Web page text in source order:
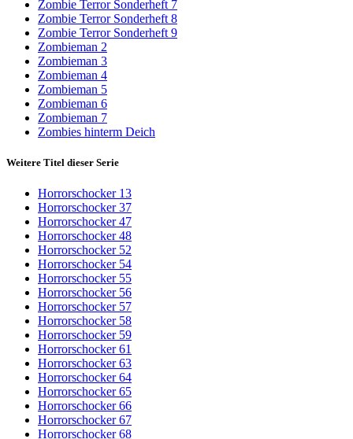
Zombie Terror Sonderheft 7
Zombie Terror Sonderheft 8
Zombie Terror Sonderheft 9
Zombieman 2
Zombieman 3
Zombieman 4
Zombieman 5
Zombieman 6
Zombieman 7
Zombies hinterm Deich
Weitere Titel dieser Serie
Horrorschocker 13
Horrorschocker 37
Horrorschocker 47
Horrorschocker 48
Horrorschocker 52
Horrorschocker 54
Horrorschocker 55
Horrorschocker 56
Horrorschocker 57
Horrorschocker 58
Horrorschocker 59
Horrorschocker 61
Horrorschocker 63
Horrorschocker 64
Horrorschocker 65
Horrorschocker 66
Horrorschocker 67
Horrorschocker 68